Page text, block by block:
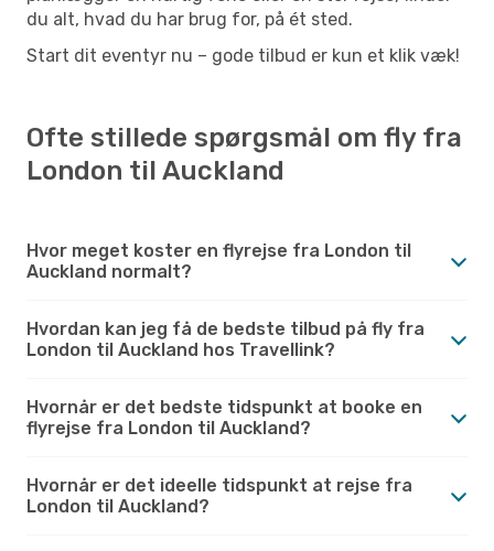
du alt, hvad du har brug for, på ét sted.
Start dit eventyr nu – gode tilbud er kun et klik væk!
Ofte stillede spørgsmål om fly fra
London til Auckland
Hvor meget koster en flyrejse fra London til
Auckland normalt?
Hvordan kan jeg få de bedste tilbud på fly fra
London til Auckland hos Travellink?
Hvornår er det bedste tidspunkt at booke en
flyrejse fra London til Auckland?
Hvornår er det ideelle tidspunkt at rejse fra
London til Auckland?